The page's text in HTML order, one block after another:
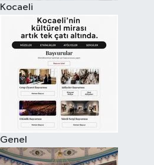
Kocaeli
Genel
Haber Arşivi